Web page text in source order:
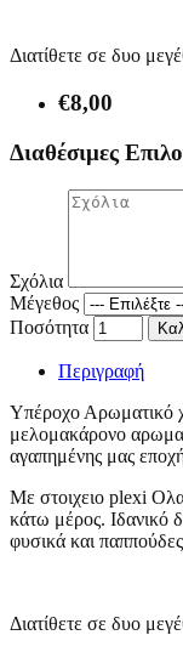
Διατίθετε σε δυο
€8,00
Διαθέσιμες
Σχόλια
Μέγεθος
Ποσότητα
Περιγραφή
Υπέροχο Αρωματικό
μελομακάρονο
αγαπημένης μας
Με στοιχειο plexi
κάτω μέρος. Ιδανικό
φυσικά και
Διατίθετε σε δυο